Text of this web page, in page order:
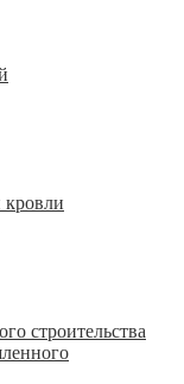
кровли
строительства